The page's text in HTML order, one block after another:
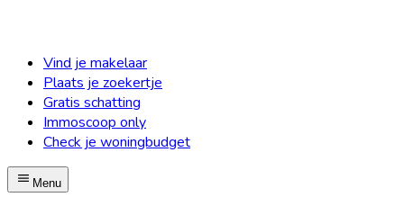
Vind je makelaar
Plaats je zoekertje
Gratis schatting
Immoscoop only
Check je woningbudget
Menu